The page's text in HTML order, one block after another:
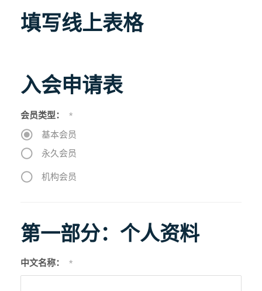
填写线上表格
入会申请表
会员类型： *
基本会员
永久会员
机构会员
第一部分：个人资料
中文名称： *